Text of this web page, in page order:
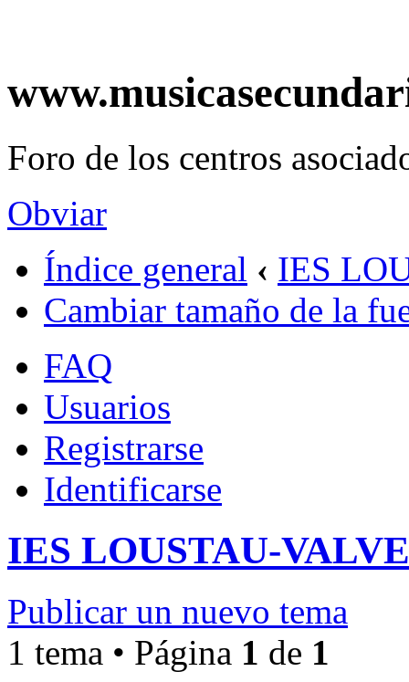
Foro de los centros
Obviar
Índice general ‹ IES
Cambiar tamaño de la
FAQ
Usuarios
Registrarse
Identificarse
IES LOUSTAU-
Publicar un nuevo tema
1 tema • Página 1 de 1